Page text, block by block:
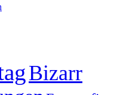
Bizarr